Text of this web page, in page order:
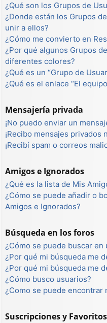
¿Qué son los Grupos de
¿Donde están los Grupos
unir a ellos?
¿Cómo me convierto en
¿Por qué algunos Grupos
diferentes colores?
¿Qué es un “Grupo de
¿Qué es el enlace “El
Mensajería privada
¡No puedo enviar un
¡Recibo mensajes privados
¡Recibí spam o correos
Amigos e Ignorados
¿Qué es la lista de Mis
¿Cómo se puede añadir o
Amigos e Ignorados?
Búsqueda en los foros
¿Cómo se puede buscar en
¿Por qué mi búsqueda me
¿Por qué mi búsqueda me
¿Cómo busco usuarios?
¿Como se puede encontrar
Suscripciones y Favoritos